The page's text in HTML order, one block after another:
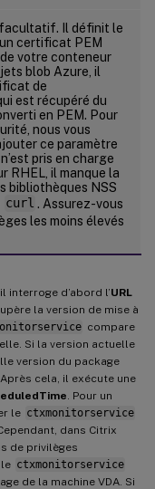
Il définit le
certificat PEM
votre conteneur
blob Azure, il
de
est récupéré du
en PEM. Pour
nous vous
ce paramètre
pris en charge
RHEL, il manque la
bibliothèques NSS
curl . Assurez-vous
les moins élevés
interroge d’abord l’URL
la version de mise à
compare
Si la version actuelle
version du package
cela, il exécute une
. Pour un
le ctxmonitorservice
dans Citrix
de privilèges
ctxmonitorservice
de la machine VDA. Si